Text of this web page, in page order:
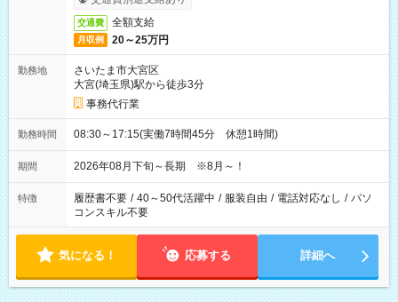
交通費 全額支給
月収例 20～25万円
勤務地
さいたま市大宮区
大宮(埼玉県)駅から徒歩3分
事務代行業
勤務時間 08:30～17:15(実働7時間45分 休憩1時間)
期間 2026年08月下旬～長期 ※8月～！
特徴 履歴書不要 / 40～50代活躍中 / 服装自由 / 電話対応なし / パソ
コンスキル不要
気になる！ 応募する 詳細へ